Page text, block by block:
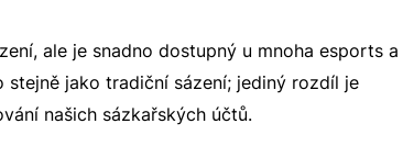
ale je snadno dostupný u mnoha esports a
jako tradiční sázení; jediný rozdíl je
našich sázkařských účtů.